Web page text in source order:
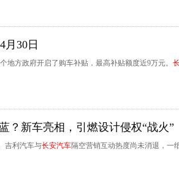
月30日
方政府开启了购车补贴，最高补贴额度近9万元。
？新车亮相，引燃设计侵权“战火”
吉利汽车与长安汽车隔空营销互动热度尚未消退，一